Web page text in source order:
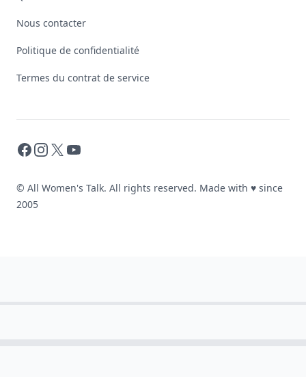
Nous contacter
Politique de confidentialité
Termes du contrat de service
Facebook
Instagram
X YouTube
© All Women's Talk. All rights reserved. Made with ♥ since
2005